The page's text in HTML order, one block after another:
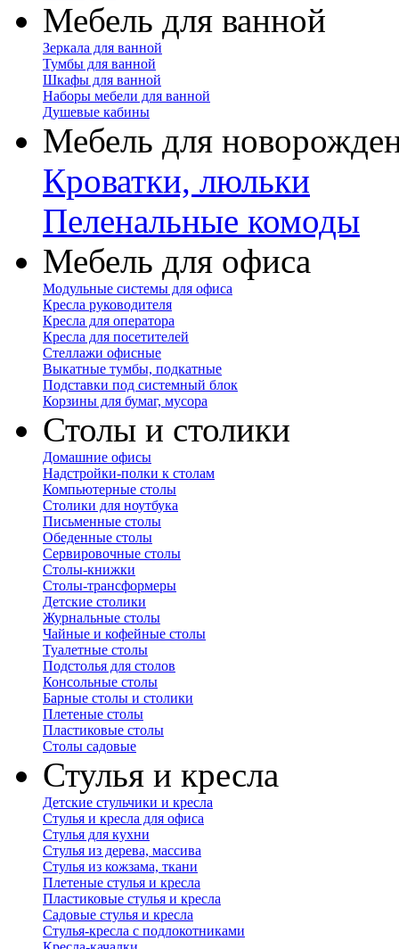
Мебель для ванной
Зеркала для ванной
Тумбы для ванной
Шкафы для ванной
Наборы мебели для ванной
Душевые кабины
Мебель для
Кроватки, люльки
Пеленальные комоды
Мебель для офиса
Модульные системы для офиса
Кресла руководителя
Кресла для оператора
Кресла для посетителей
Стеллажи офисные
Выкатные тумбы, подкатные
Подставки под системный блок
Корзины для бумаг, мусора
Столы и столики
Домашние офисы
Надстройки-полки к столам
Компьютерные столы
Столики для ноутбука
Письменные столы
Обеденные столы
Сервировочные столы
Столы-книжки
Столы-трансформеры
Детские столики
Журнальные столы
Чайные и кофейные столы
Туалетные столы
Подстолья для столов
Консольные столы
Барные столы и столики
Плетеные столы
Пластиковые столы
Столы садовые
Стулья и кресла
Детские стульчики и кресла
Стулья и кресла для офиса
Стулья для кухни
Стулья из дерева, массива
Стулья из кожзама, ткани
Плетеные стулья и кресла
Пластиковые стулья и кресла
Садовые стулья и кресла
Стулья-кресла с подлокотниками